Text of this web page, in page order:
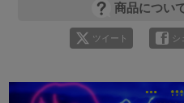
商品につい
ツイート シ